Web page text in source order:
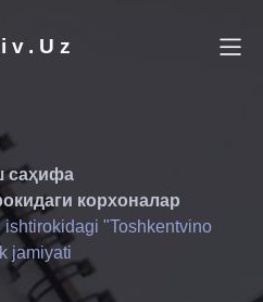
саҳифа
корхоналар
"Toshkentvino
jamiyati